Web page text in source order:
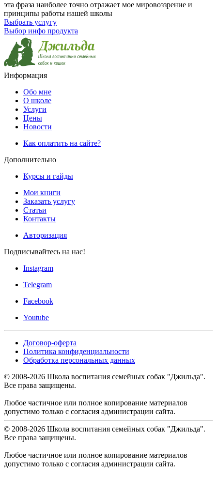
эта фраза наиболее точно отражает мое мировоззрение и
принципы работы нашей школы
Выбрать услугу
Выбор инфо продукта
Информация
Обо мне
О школе
Услуги
Цены
Новости
Как оплатить на сайте?
Дополнительно
Курсы и гайды
Мои книги
Заказать услугу
Статьи
Контакты
Авторизация
Подписывайтесь на нас!
Instagram
Telegram
Facebook
Youtube
Договор-оферта
Политика конфиденциальности
Обработка персональных данных
© 2008-2026 Школа воспитания семейных собак "Джильда".
Все права защищены.
Любое частичное или полное копирование материалов
допустимо только с согласия администрации сайта.
© 2008-2026 Школа воспитания семейных собак "Джильда".
Все права защищены.
Любое частичное или полное копирование материалов
допустимо только с согласия администрации сайта.